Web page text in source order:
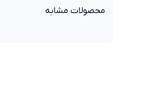
محصولات مشابه